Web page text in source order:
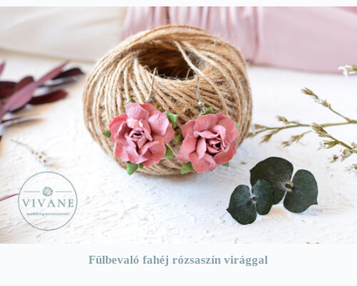
Fülbevaló fahéj rózsaszín virággal